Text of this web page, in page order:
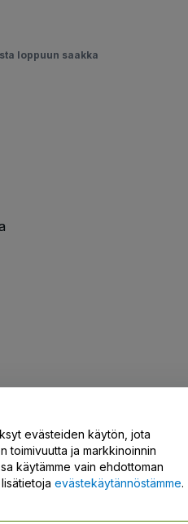
loppuun saakka
yhteyttä
evästeiden käytön, jota
toimivuutta ja markkinoinnin
käytämme vain ehdottoman
evästekäytännöstämme.